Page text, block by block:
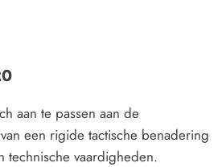
aan te passen aan de
een rigide tactische benadering
technische vaardigheden.